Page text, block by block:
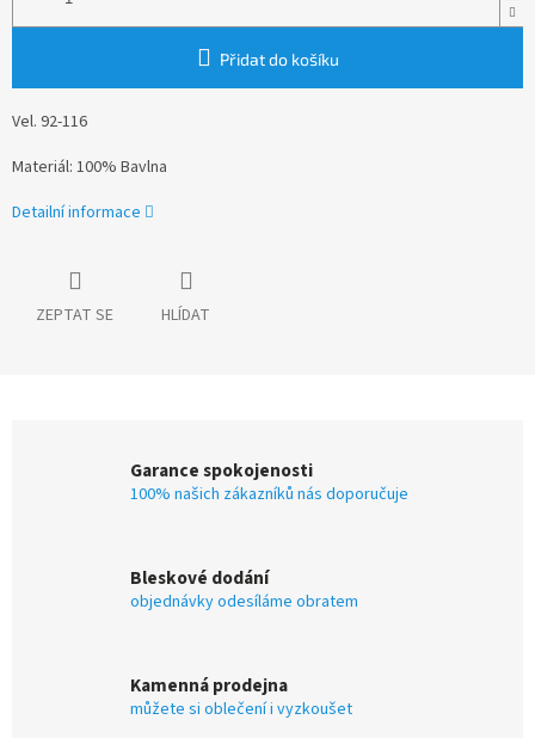
Přidat do košíku
Vel. 92-116
Materiál: 100% Bavlna
Detailní informace
ZEPTAT SE HLÍDAT
Garance spokojenosti
100% našich zákazníků nás doporučuje
Bleskové dodání
objednávky odesíláme obratem
Kamenná prodejna
můžete si oblečení i vyzkoušet